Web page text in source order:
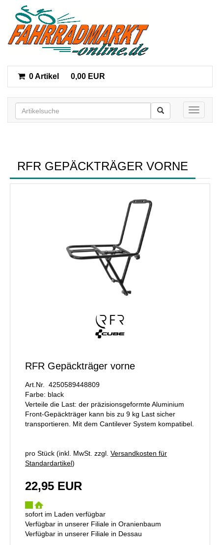
0 Artikel 0,00 EUR
Toggle
RFR GEPÄCKTRÄGER VORNE
RFR Gepäckträger vorne
Art.Nr. 4250589448809
Farbe: black
Verteile die Last: der präzisionsgeformte Aluminium
Front-Gepäckträger kann bis zu 9 kg Last sicher
transportieren. Mit dem Cantilever System kompatibel.
pro Stück (inkl. MwSt. zzgl. Versandkosten für
Standardartikel)
22,95 EUR
sofort im Laden verfügbar
Verfügbar in unserer Filiale in Oranienbaum
Verfügbar in unserer Filiale in Dessau